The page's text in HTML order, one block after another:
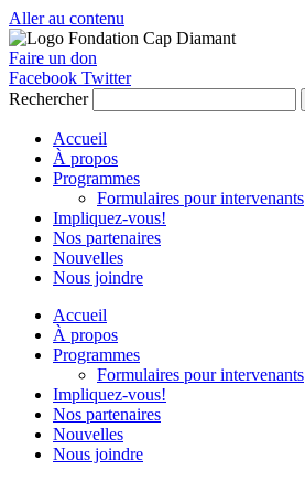
Aller au contenu
Faire un don
Facebook Twitter
Rechercher
Accueil
À propos
Programmes
Formulaires pour intervenants
Impliquez-vous!
Nos partenaires
Nouvelles
Nous joindre
Accueil
À propos
Programmes
Formulaires pour intervenants
Impliquez-vous!
Nos partenaires
Nouvelles
Nous joindre